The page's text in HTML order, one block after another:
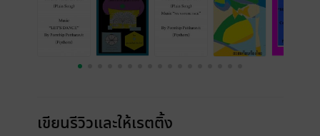
เขียนรีวิวและให้เรตติ้ง